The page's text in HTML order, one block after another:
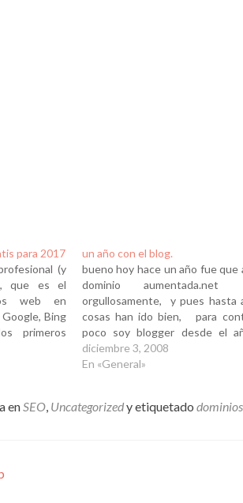
para 2017
(y
que es el
web en
Bing
primeros
algo que
para un
un año con el blog.
bueno hoy hace un año fue que
dominio
orgullosamente, y pues hasta
cosas han ido bien, para
poco soy blogger desde el
pero fuertemente desde el
principio como muchos
diciembre 3, 2008
En «General»
enSEO, Uncategorizedy etiquetado dominios